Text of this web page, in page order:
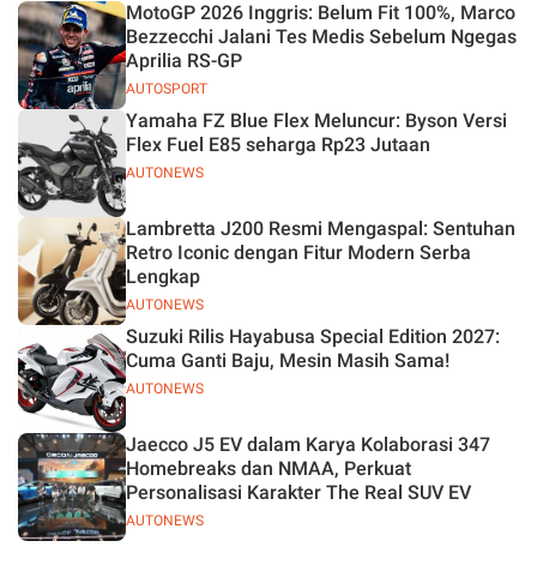
AUTOSPORT
MotoGP 2026 Inggris: Belum Fit 100%, Marco
Bezzecchi Jalani Tes Medis Sebelum Ngegas
Aprilia RS-GP
AUTONEWS
Yamaha FZ Blue Flex Meluncur: Byson Versi
Flex Fuel E85 seharga Rp23 Jutaan
AUTONEWS
Lambretta J200 Resmi Mengaspal: Sentuhan
Retro Iconic dengan Fitur Modern Serba
Lengkap
AUTONEWS
Suzuki Rilis Hayabusa Special Edition 2027:
Cuma Ganti Baju, Mesin Masih Sama!
AUTONEWS
Jaecco J5 EV dalam Karya Kolaborasi 347
Homebreaks dan NMAA, Perkuat
Personalisasi Karakter The Real SUV EV